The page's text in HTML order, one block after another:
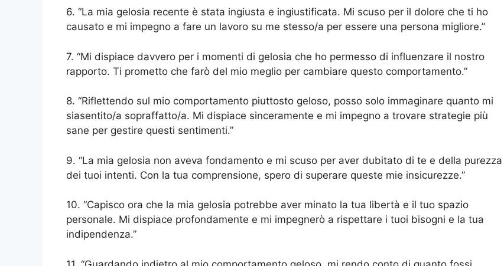
6. “La mia gelosia recente è stata ingiusta e ingiustificata. Mi scuso per il dolore che ti ho
causato e mi impegno a fare un lavoro su me stesso/a per essere una persona migliore.”
7. “Mi dispiace davvero per i momenti di gelosia che ho permesso di influenzare il nostro
rapporto. Ti prometto che farò del mio meglio per cambiare questo comportamento.”
8. “Riflettendo sul mio comportamento piuttosto geloso, posso solo immaginare quanto mi
siasentito/a sopraffatto/a. Mi dispiace sinceramente e mi impegno a trovare strategie più
sane per gestire questi sentimenti.”
9. “La mia gelosia non aveva fondamento e mi scuso per aver dubitato di te e della purezza
dei tuoi intenti. Con la tua comprensione, spero di superare queste mie insicurezze.”
10. “Capisco ora che la mia gelosia potrebbe aver minato la tua libertà e il tuo spazio
personale. Mi dispiace profondamente e mi impegnerò a rispettare i tuoi bisogni e la tua
indipendenza.”